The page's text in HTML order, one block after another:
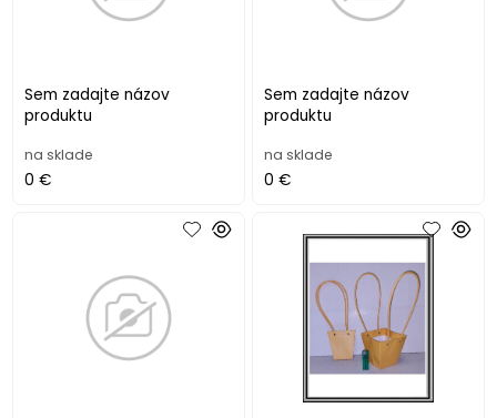
Sem zadajte názov
produktu
na sklade
0 €
Sem zadajte názov
produktu
na sklade
0 €